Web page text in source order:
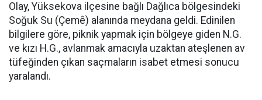
Olay, Yüksekova ilçesine bağlı Dağlıca bölgesindeki
Soğuk Su (Çemê) alanında meydana geldi. Edinilen
bilgilere göre, piknik yapmak için bölgeye giden N.G.
ve kızı H.G., avlanmak amacıyla uzaktan ateşlenen av
tüfeğinden çıkan saçmaların isabet etmesi sonucu
yaralandı.